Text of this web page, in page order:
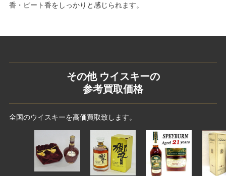
香・ピート香をしっかりと感じられます。
その他 ウイスキーの
参考買取価格
全国のウイスキーを高価買取致します。